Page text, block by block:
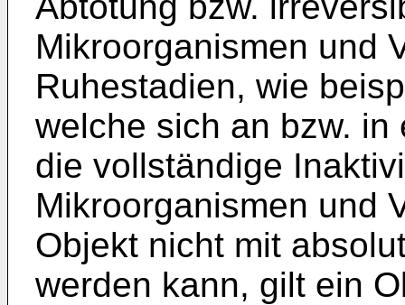
Mikroorganismen und
Ruhestadien, wie
welche sich an bzw.
die vollständige
Mikroorganismen und
Objekt nicht mit
werden kann, gilt ein